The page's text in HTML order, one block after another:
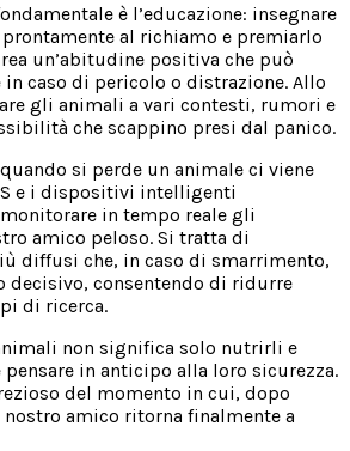
è l’educazione: insegnare
al richiamo e premiarlo
un’abitudine positiva che può
caso di pericolo o distrazione. Allo
gli animali a vari contesti, rumori e
che scappino presi dal panico.
quando si perde un animale ci viene
e i dispositivi intelligenti
in tempo reale gli
amico peloso. Si tratta di
diffusi che, in caso di smarrimento,
decisivo, consentendo di ridurre
di ricerca.
non significa solo nutrirli e
in anticipo alla loro sicurezza.
del momento in cui, dopo
nostro amico ritorna finalmente a